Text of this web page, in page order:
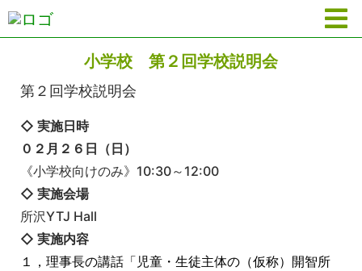
小学校 第２回学校説明会
第２回学校説明会
◇ 実施日時
０２ 月２６ 日（日）
《小学校向けのみ》10:30～12:00
◇ 実施会場
所沢YTJ Hall
◇ 実施内容
１，理事長の講話「児童・生徒主体の（仮称）開智所